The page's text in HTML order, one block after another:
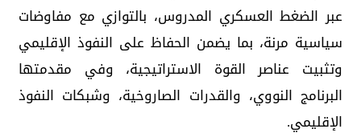
عبر الضغط العسكري المدروس، بالتوازي مع مفاوضات
سياسية مرنة، بما يضمن الحفاظ على النفوذ الإقليمي
وتثبيت عناصر القوة الاستراتيجية، وفي مقدمتها
البرنامج النووي، والقدرات الصاروخية، وشبكات النفوذ
الإقليمي.